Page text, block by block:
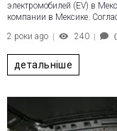
электромобилей (EV) в
компании в Мексике.
2 роки ago
240
детальніше